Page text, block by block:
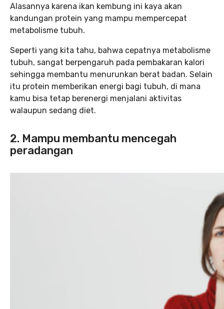
Alasannya karena ikan kembung ini kaya akan
kandungan protein yang mampu mempercepat
metabolisme tubuh.
Seperti yang kita tahu, bahwa cepatnya metabolisme
tubuh, sangat berpengaruh pada pembakaran kalori
sehingga membantu menurunkan berat badan. Selain
itu protein memberikan energi bagi tubuh, di mana
kamu bisa tetap berenergi menjalani aktivitas
walaupun sedang diet.
2. Mampu membantu mencegah
peradangan